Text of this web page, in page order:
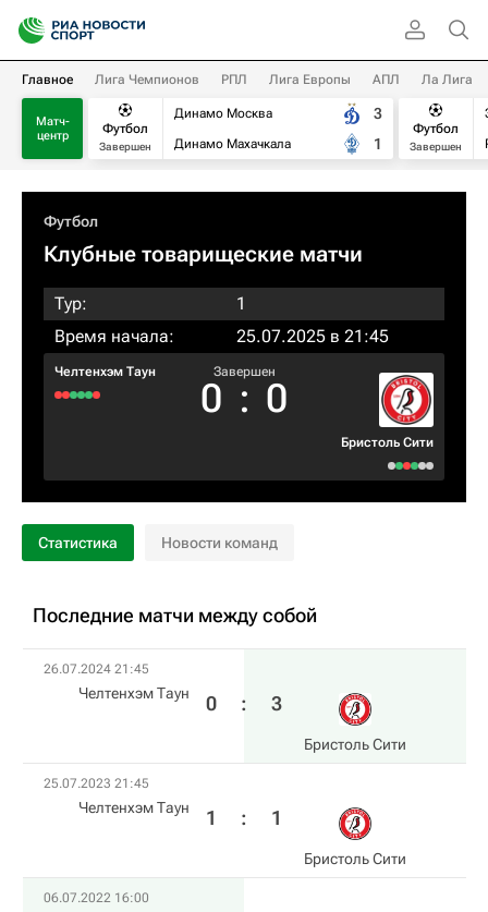
Главное Лига Чемпионов РПЛ Лига Европы АПЛ Ла Лига
Матч-
центр
Футбол
Завершен
Динамо Москва
Динамо Махачкала
3
1
Футбол
Завершен
Футбол
Клубные товарищеские матчи
Тур:
1
Время начала:
25.07.2025 в 21:45
Челтенхэм Таун Завершен
0 : 0
Бристоль Сити
Статистика Новости команд
Последние матчи между собой
26.07.2024 21:45
Челтенхэм Таун 0 : 3
Бристоль Сити
25.07.2023 21:45
Челтенхэм Таун 1 : 1
Бристоль Сити
06.07.2022 16:00